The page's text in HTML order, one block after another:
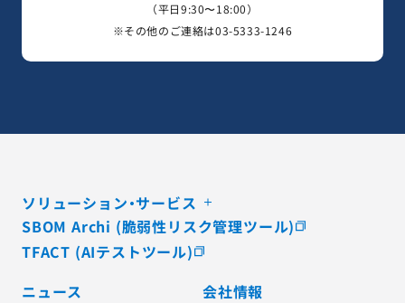
（平日9:30〜18:00）
※その他のご連絡は03-5333-1246
ソリューション・サービス
SBOM Archi (脆弱性リスク管理ツール)
TFACT (AIテストツール)
ニュース
会社情報